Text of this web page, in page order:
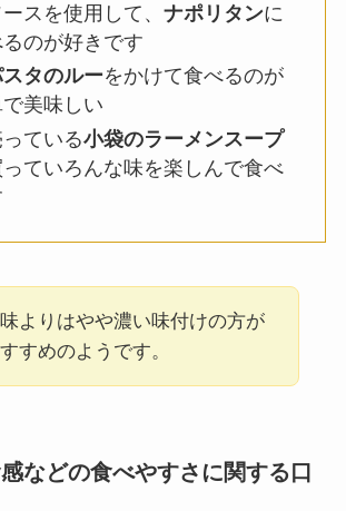
ースを使用して、ナポリタンに
るのが好きです
タのルーをかけて食べるのが
美味しい
ている小袋のラーメンスープ
ていろんな味を楽しんで食べ
よりはやや濃い味付けの方が
すめのようです。
などの食べやすさ に関する口